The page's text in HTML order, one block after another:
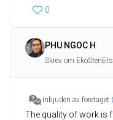
0
PHU NGOC H
Skrev om
Inbjuden av företaget
The quality of work is